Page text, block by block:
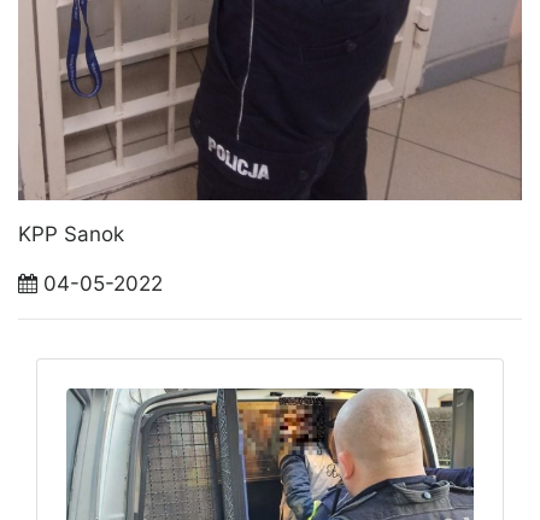
KPP Sanok
04-05-2022